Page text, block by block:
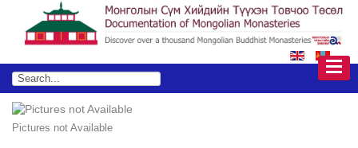
Pictures not Available